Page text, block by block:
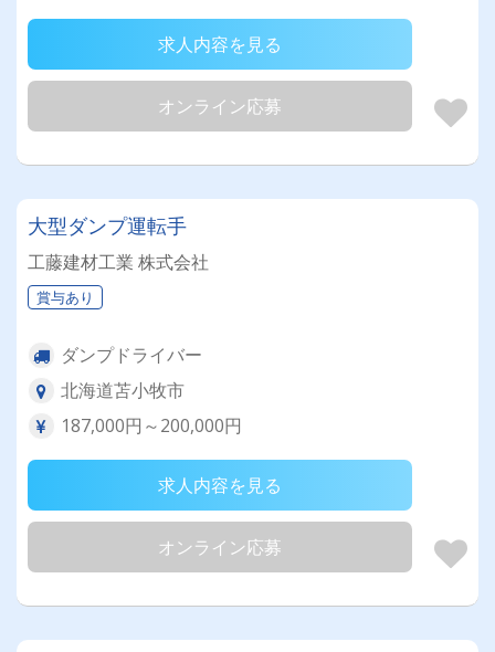
求人内容を見る
オンライン応募
大型ダンプ運転手
工藤建材工業 株式会社
賞与あり
ダンプドライバー
北海道苫小牧市
187,000円～200,000円
求人内容を見る
オンライン応募